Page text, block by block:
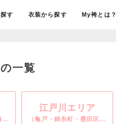
す 衣装から探す My袴とは？
一覧
…
江戸川エリア
（亀戸・錦糸町・墨田区…